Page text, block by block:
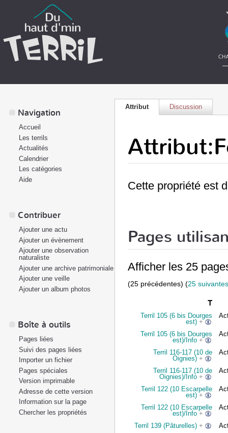
Attribut Discussion
Cette propriété est
Pages
Afficher les 25
(25 précédentes) (25 suivantes
T
Terril 105 (6 bis Dourges
est) +
Terril 105 (6 bis Dourges
est)/Info +
Terril 116-117 (10 de
Oignies) +
Terril 116-117 (10 de
Oignies)/Info +
Terril 122 (10 Escarpelle
est) +
Terril 122 (10 Escarpelle
est)/Info +
Terril 139 (Pâturelles) +
Navigation
Accueil
Les terrils
Actualités
Calendrier
Les catégories
Aide
Contribuer
Ajouter une actu
Ajouter un évènement
Ajouter une observation
naturaliste
Ajouter une archive patrimoniale
Ajouter une veille
Ajouter un album photos
Boîte à outils
Pages liées
Suivi des pages liées
Importer un fichier
Pages spéciales
Version imprimable
Adresse de cette version
Information sur la page
Chercher les propriétés